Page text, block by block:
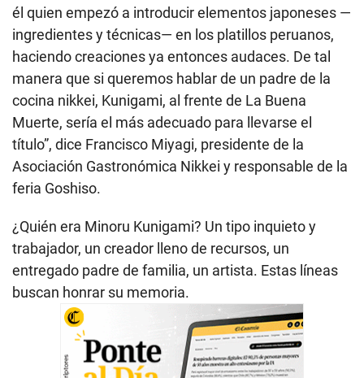
él quien empezó a introducir elementos japoneses —
ingredientes y técnicas— en los platillos peruanos,
haciendo creaciones ya entonces audaces. De tal
manera que si queremos hablar de un padre de la
cocina nikkei, Kunigami, al frente de La Buena
Muerte, sería el más adecuado para llevarse el
título”, dice Francisco Miyagi, presidente de la
Asociación Gastronómica Nikkei y responsable de la
feria Goshiso.
¿Quién era Minoru Kunigami? Un tipo inquieto y
trabajador, un creador lleno de recursos, un
entregado padre de familia, un artista. Estas líneas
buscan honrar su memoria.